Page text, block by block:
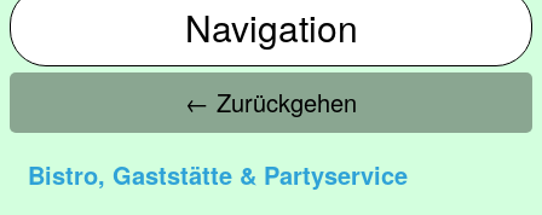
Navigation
← Zurückgehen
Bistro, Gaststätte & Partyservice